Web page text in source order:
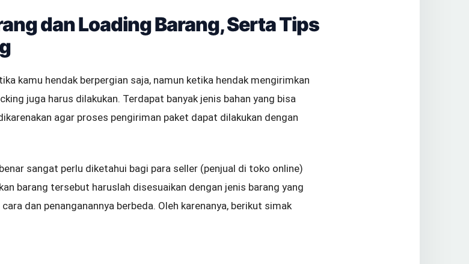
dan Loading Barang, Serta Tips
kamu hendak berpergian saja, namun ketika hendak mengirimkan
juga harus dilakukan. Terdapat banyak jenis bahan yang bisa
agar proses pengiriman paket dapat dilakukan dengan
sangat perlu diketahui bagi para seller (penjual di toko online)
barang tersebut haruslah disesuaikan dengan jenis barang yang
dan penanganannya berbeda. Oleh karenanya, berikut simak